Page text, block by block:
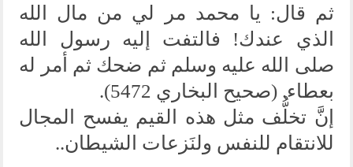
ثم قال: يا محمد مر لي من مال الله
الذي عندك! فالتفت إليه رسول الله
صلى الله عليه وسلم ثم ضحك ثم أمر له
بعطاء. (صحيح البخاري 5472).
إنَّ تخلُّف مثل هذه القيم يفسح المجال
للانتقام للنفس ولنَزعات الشيطان..